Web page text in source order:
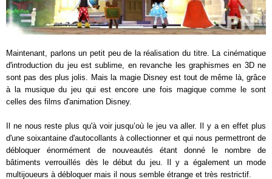
Maintenant, parlons un petit peu de la réalisation du titre. La cinématique
d'introduction du jeu est sublime, en revanche les graphismes en 3D ne
sont pas des plus jolis. Mais la magie Disney est tout de même là, grâce
à la musique du jeu qui est encore une fois magique comme le sont
celles des films d'animation Disney.
Il ne nous reste plus qu'à voir jusqu’où le jeu va aller. Il y a en effet plus
d'une soixantaine d'autocollants à collectionner et qui nous permettront de
débloquer énormément de nouveautés étant donné le nombre de
bâtiments verrouillés dès le début du jeu. Il y a également un mode
multijoueurs à débloquer mais il nous semble étrange et très restrictif.